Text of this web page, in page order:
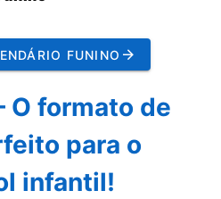
FUNINO
O formato de
para o
infantil!